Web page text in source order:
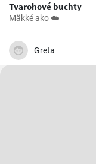
Tvarohové buchty
Mäkké ako ☁️
Greta